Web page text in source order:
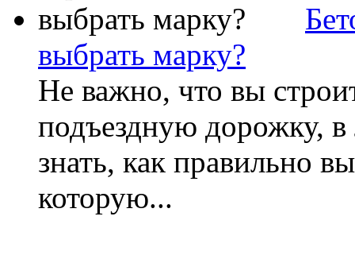
выбрать марку?
Не важно, что вы
подъездную дорожку,
знать, как правильно
которую...